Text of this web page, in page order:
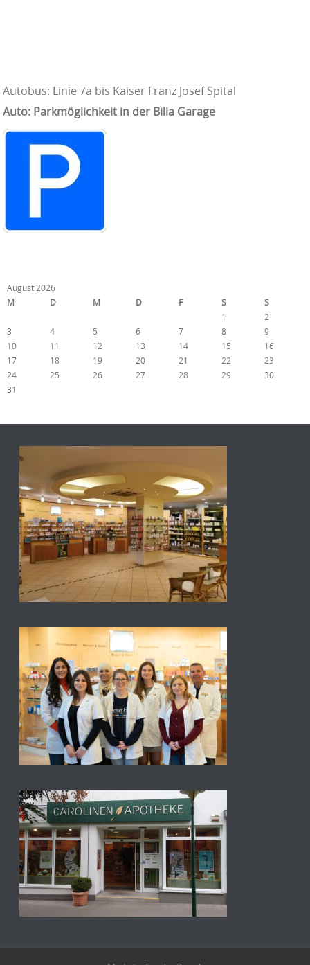
Autobus: Linie 7a bis Kaiser Franz Josef Spital
Auto: Parkmöglichkeit in der Billa Garage
August 2026
M
D M D F S
S
1
2
3
4 5 6 7 8
9
10
11 12 13 14 15
16
17
18 19 20 21 22
23
24
25 26 27 28 29
30
31